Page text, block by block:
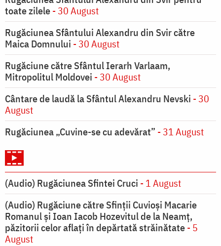
toate zilele- 30 August
Rugăciunea Sfântului Alexandru din Svir către
Maica Domnului - 30 August
Rugăciune către Sfântul Ierarh Varlaam,
Mitropolitul Moldovei - 30 August
Cântare de laudă la Sfântul Alexandru Nevski - 30
August
Rugăciunea „Cuvine-se cu adevărat” - 31 August
(Audio) Rugăciunea Sfintei Cruci - 1 August
(Audio) Rugăciune către Sfinții Cuvioși Macarie
Romanul și Ioan Iacob Hozevitul de la Neamț,
păzitorii celor aflați în depărtată străinătate- 5
August